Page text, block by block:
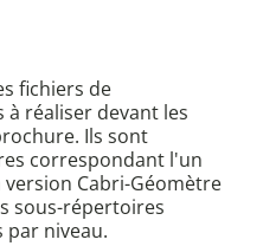
fichiers de
réaliser devant les
Ils sont
correspondant l'un
version Cabri-Géomètre
sous-répertoires
niveau.